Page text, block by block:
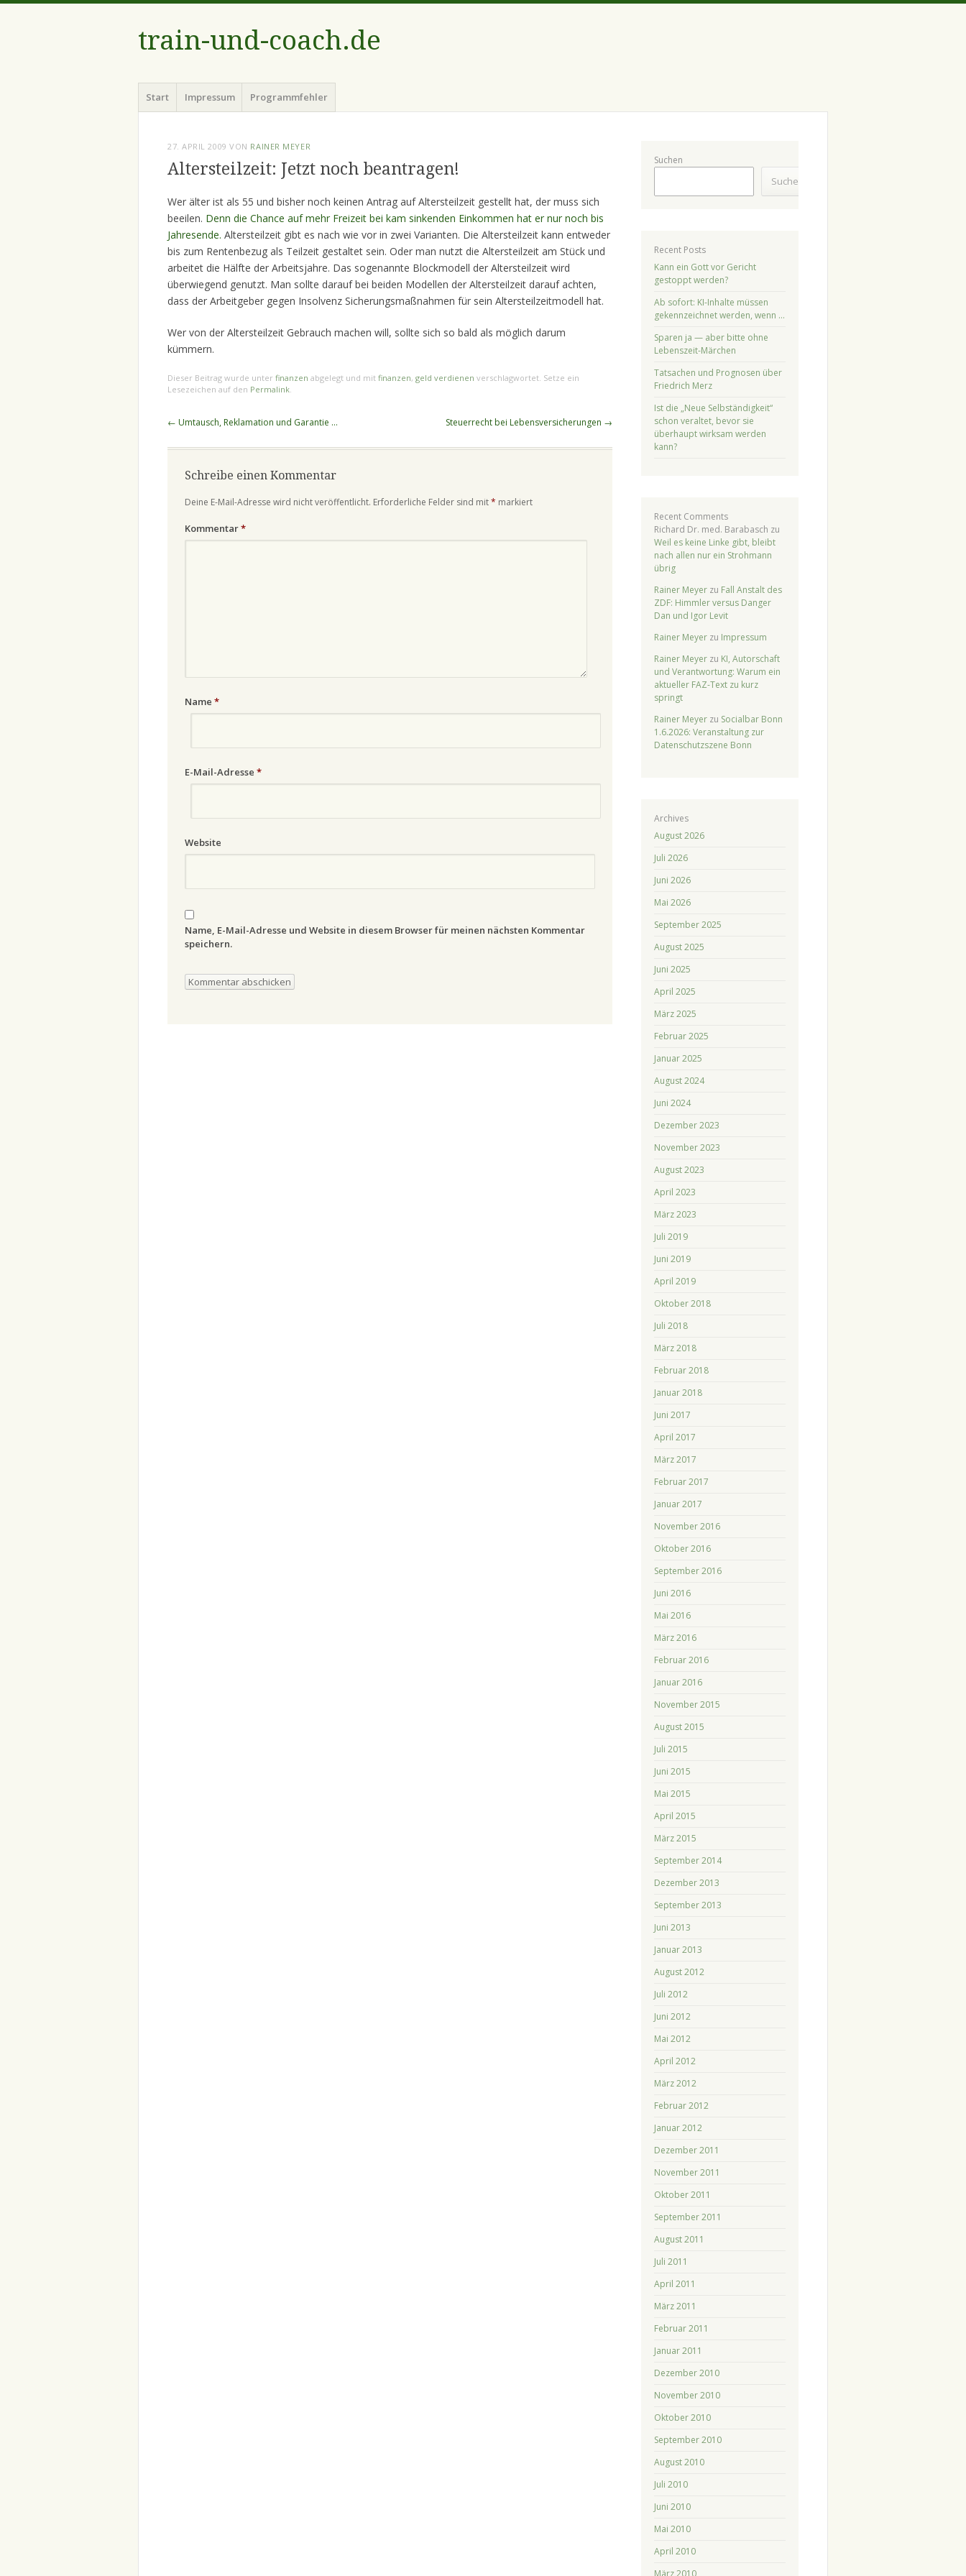
train-und-coach.de
Menü
Zum
Inhalt
Start Impressum Programmfehler
27. APRIL 2009 VON RAINER MEYER
Altersteilzeit: Jetzt noch beantragen!
Wer älter ist als 55 und bisher noch keinen Antrag auf Altersteilzeit gestellt hat, der muss sich
beeilen. Denn die Chance auf mehr Freizeit bei kam sinkenden Einkommen hat er nur noch bis
Jahresende. Altersteilzeit gibt es nach wie vor in zwei Varianten. Die Altersteilzeit kann entweder
bis zum Rentenbezug als Teilzeit gestaltet sein. Oder man nutzt die Altersteilzeit am Stück und
arbeitet die Hälfte der Arbeitsjahre. Das sogenannte Blockmodell der Altersteilzeit wird
überwiegend genutzt. Man sollte darauf bei beiden Modellen der Altersteilzeit darauf achten,
dass der Arbeitgeber gegen Insolvenz Sicherungsmaßnahmen für sein Altersteilzeitmodell hat.
Wer von der Altersteilzeit Gebrauch machen will, sollte sich so bald als möglich darum
kümmern.
Dieser Beitrag wurde unter finanzen abgelegt und mit finanzen, geld verdienen verschlagwortet. Setze ein
Lesezeichen auf den Permalink.
Beitragsnavigation
← Umtausch, Reklamation und Garantie … Steuerrecht bei Lebensversicherungen →
Schreibe einen Kommentar
Deine E-Mail-Adresse wird nicht veröffentlicht. Erforderliche Felder sind mit* markiert
Kommentar*
Name *
E-Mail-Adresse *
Website
Name, E-Mail-Adresse und Website in diesem Browser für meinen nächsten Kommentar
speichern.
Suchen
Suchen
Recent Posts
Kann ein Gott vor Gericht
gestoppt werden?
Ab sofort: KI-Inhalte müssen
gekennzeichnet werden, wenn …
Sparen ja — aber bitte ohne
Lebenszeit-Märchen
Tatsachen und Prognosen über
Friedrich Merz
Ist die „Neue Selbständigkeit“
schon veraltet, bevor sie
überhaupt wirksam werden
kann?
Recent Comments
Richard Dr. med. Barabasch zu
Weil es keine Linke gibt, bleibt
nach allen nur ein Strohmann
übrig
Rainer Meyerzu Fall Anstalt des
ZDF: Himmler versus Danger
Dan und Igor Levit
Rainer Meyerzu Impressum
Rainer Meyerzu KI, Autorschaft
und Verantwortung: Warum ein
aktueller FAZ-Text zu kurz
springt
Rainer Meyerzu Socialbar Bonn
1.6.2026: Veranstaltung zur
Datenschutzszene Bonn
Archives
August 2026
Juli 2026
Juni 2026
Mai 2026
September 2025
August 2025
Juni 2025
April 2025
März 2025
Februar 2025
Januar 2025
August 2024
Juni 2024
Dezember 2023
November 2023
August 2023
April 2023
März 2023
Juli 2019
Juni 2019
April 2019
Oktober 2018
Juli 2018
März 2018
Februar 2018
Januar 2018
Juni 2017
April 2017
März 2017
Februar 2017
Januar 2017
November 2016
Oktober 2016
September 2016
Juni 2016
Mai 2016
März 2016
Februar 2016
Januar 2016
November 2015
August 2015
Juli 2015
Juni 2015
Mai 2015
April 2015
März 2015
September 2014
Dezember 2013
September 2013
Juni 2013
Januar 2013
August 2012
Juli 2012
Juni 2012
Mai 2012
April 2012
März 2012
Februar 2012
Januar 2012
Dezember 2011
November 2011
Oktober 2011
September 2011
August 2011
Juli 2011
April 2011
März 2011
Februar 2011
Januar 2011
Dezember 2010
November 2010
Oktober 2010
September 2010
August 2010
Juli 2010
Juni 2010
Mai 2010
April 2010